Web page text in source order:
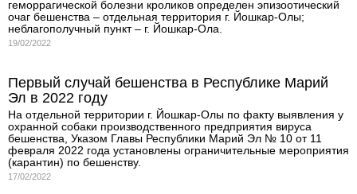
геморрагической болезни кроликов определен эпизоотический
очаг бешенства – отдельная территория г. Йошкар-Олы;
неблагополучный пункт – г. Йошкар-Ола.
19/02/2022
Первый случай бешенства в Республике Марий
Эл в 2022 году
На отдельной территории г. Йошкар-Олы по факту выявления у
охранной собаки производственного предприятия вируса
бешенства, Указом Главы Республики Марий Эл № 10 от 11
февраля 2022 года установлены ограничительные мероприятия
(карантин) по бешенству.
17/02/2022